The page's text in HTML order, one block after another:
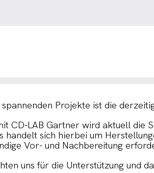
Projekte ist die
CD-LAB Gartner wird aktuell die
handelt sich hierbei um
Vor- und Nachbereitung
uns für die Unterstützung und